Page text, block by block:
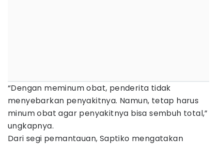
“Dengan meminum obat, penderita tidak
menyebarkan penyakitnya. Namun, tetap harus
minum obat agar penyakitnya bisa sembuh total,”
ungkapnya.
Dari segi pemantauan, Saptiko mengatakan